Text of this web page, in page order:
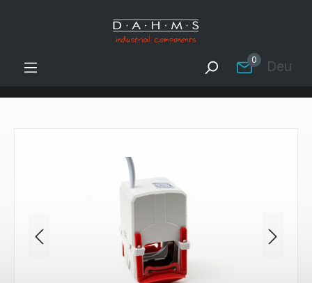
Zum Hauptinhalt springen
0
Bildergalerie überspringen